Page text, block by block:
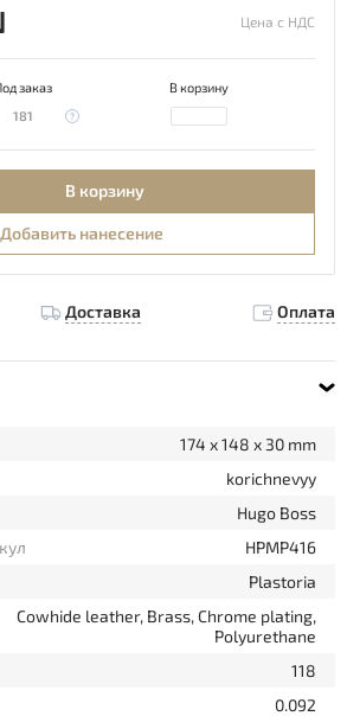
Цена с НДС
заказ
В корзину
181
В корзину
Добавить нанесение
Доставка Оплата
174 x 148 x 30 mm
korichnevyy
Hugo Boss
HPMP416
Plastoria
Cowhide leather, Brass, Chrome plating,
Polyurethane
118
0.092